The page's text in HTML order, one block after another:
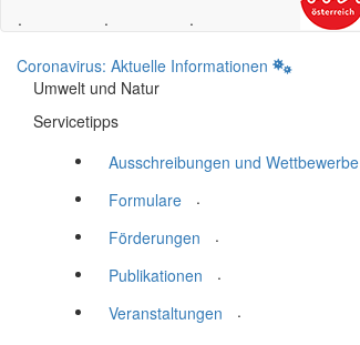
.
.
.
Coronavirus: Aktuelle Informationen
Umwelt und Natur
Servicetipps
Ausschreibungen und Wettbewerbe
Formulare
.
Förderungen
.
Publikationen
.
Veranstaltungen
.